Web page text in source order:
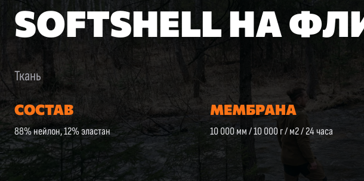
SOFTSHELL НА
Ткань
СОСТАВ
88% нейлон, 12% эластан
МЕМБРАНА
10 000 мм / 10 000 г / м2 / 24 часа